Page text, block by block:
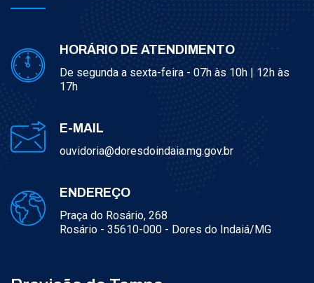
HORÁRIO DE ATENDIMENTO
De segunda a sexta-feira - 07h às 10h | 12h às
17h
E-MAIL
ouvidoria@doresdoindaia.mg.gov.br
ENDEREÇO
Praça do Rosário, 268
Rosário - 35610-000 - Dores do Indaiá/MG